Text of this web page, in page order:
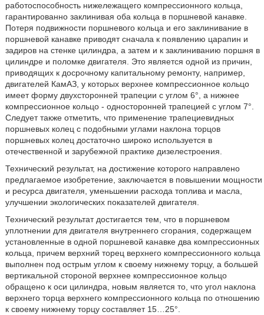
работоспособность нижележащего компрессионного кольца,
гарантированно заклинивая оба кольца в поршневой канавке.
Потеря подвижности поршневого кольца и его заклинивание в
поршневой канавке приводят сначала к появлению царапин и
задиров на стенке цилиндра, а затем и к заклиниванию поршня в
цилиндре и поломке двигателя. Это является одной из причин,
приводящих к досрочному капитальному ремонту, например,
двигателей КамАЗ, у которых верхнее компрессионное кольцо
имеет форму двухсторонней трапеции с углом 6°, а нижнее
компрессионное кольцо - односторонней трапецией с углом 7°.
Следует также отметить, что применение трапециевидных
поршневых колец с подобными углами наклона торцов
поршневых колец достаточно широко используется в
отечественной и зарубежной практике дизелестроения.
Технический результат, на достижение которого направлено
предлагаемое изобретение, заключается в повышении мощности
и ресурса двигателя, уменьшении расхода топлива и масла,
улучшении экологических показателей двигателя.
Технический результат достигается тем, что в поршневом
уплотнении для двигателя внутреннего сгорания, содержащем
установленные в одной поршневой канавке два компрессионных
кольца, причем верхний торец верхнего компрессионного кольца
выполнен под острым углом к своему нижнему торцу, а большей
вертикальной стороной верхнее компрессионное кольцо
обращено к оси цилиндра, новым является то, что угол наклона
верхнего торца верхнего компрессионного кольца по отношению
к своему нижнему торцу составляет 15…25°.